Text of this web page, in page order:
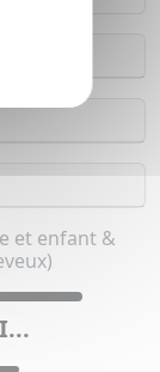
et enfant &